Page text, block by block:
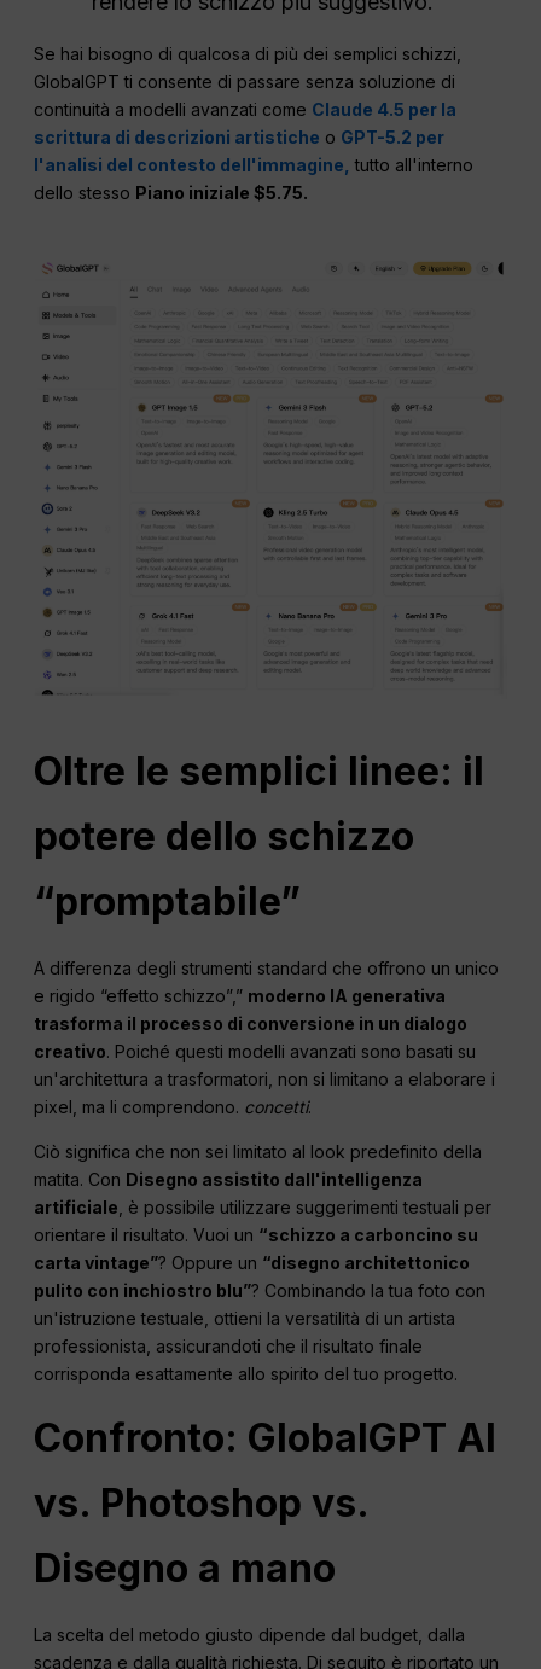
Se hai bisogno di qualcosa di più dei semplici schizzi,
GlobalGPT ti consente di passare senza soluzione di
continuità a modelli avanzati come Claude 4.5 per la
scrittura di descrizioni artistiche o GPT-5.2 per
l'analisi del contesto dell'immagine, tutto all'interno
dello stesso Piano iniziale $5.75.
Oltre le semplici linee: il
potere dello schizzo
“promptabile”
A differenza degli strumenti standard che offrono un unico
e rigido “effetto schizzo”,” moderno IA generativa
trasforma il processo di conversione in un dialogo
creativo. Poiché questi modelli avanzati sono basati su
un'architettura a trasformatori, non si limitano a elaborare i
pixel, ma li comprendono. concetti.
Ciò significa che non sei limitato al look predefinito della
matita. Con Disegno assistito dall'intelligenza
artificiale, è possibile utilizzare suggerimenti testuali per
orientare il risultato. Vuoi un “schizzo a carboncino su
carta vintage”? Oppure un “disegno architettonico
pulito con inchiostro blu”? Combinando la tua foto con
un'istruzione testuale, ottieni la versatilità di un artista
professionista, assicurandoti che il risultato finale
corrisponda esattamente allo spirito del tuo progetto.
Confronto: GlobalGPT AI
vs. Photoshop vs.
Disegno a mano
La scelta del metodo giusto dipende dal budget, dalla
scadenza e dalla qualità richiesta. Di seguito è riportato un